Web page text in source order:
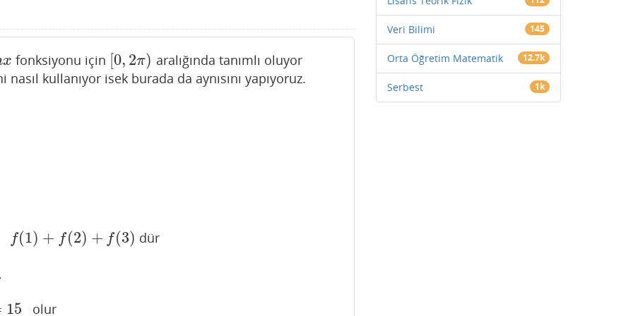
x fonksiyonu için [0, 2π)
[0,2π)
aralığında tanımlı oluyor
kullanıyor isek burada da aynısını yapıyoruz.
f(1) + f(2) + f(3)
f(1)+f 2) f(3) dür
15 olur
Veri Bilimi 145
Orta Öğretim Matematik 12.7k
Serbest 1k